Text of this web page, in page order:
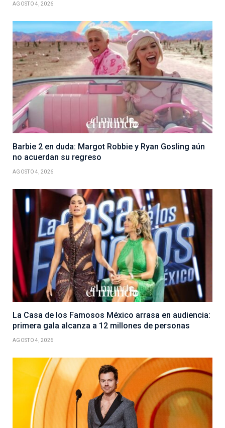
AGOSTO 4, 2026
Barbie 2 en duda: Margot Robbie y Ryan Gosling aún
no acuerdan su regreso
AGOSTO 4, 2026
La Casa de los Famosos México arrasa en audiencia:
primera gala alcanza a 12 millones de personas
AGOSTO 4, 2026